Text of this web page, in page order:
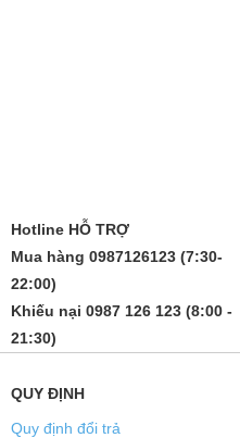
Hotline HỖ TRỢ
Mua hàng 0987126123 (7:30-
22:00)
Khiếu nại 0987 126 123 (8:00 -
21:30)
QUY ĐỊNH
Quy định đổi trả